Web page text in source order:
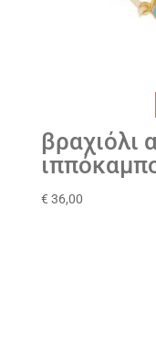
βραχιόλι
€ 36,00